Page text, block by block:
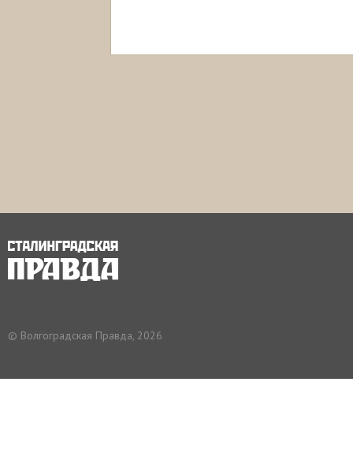
© Волгоградская Правда, 2026